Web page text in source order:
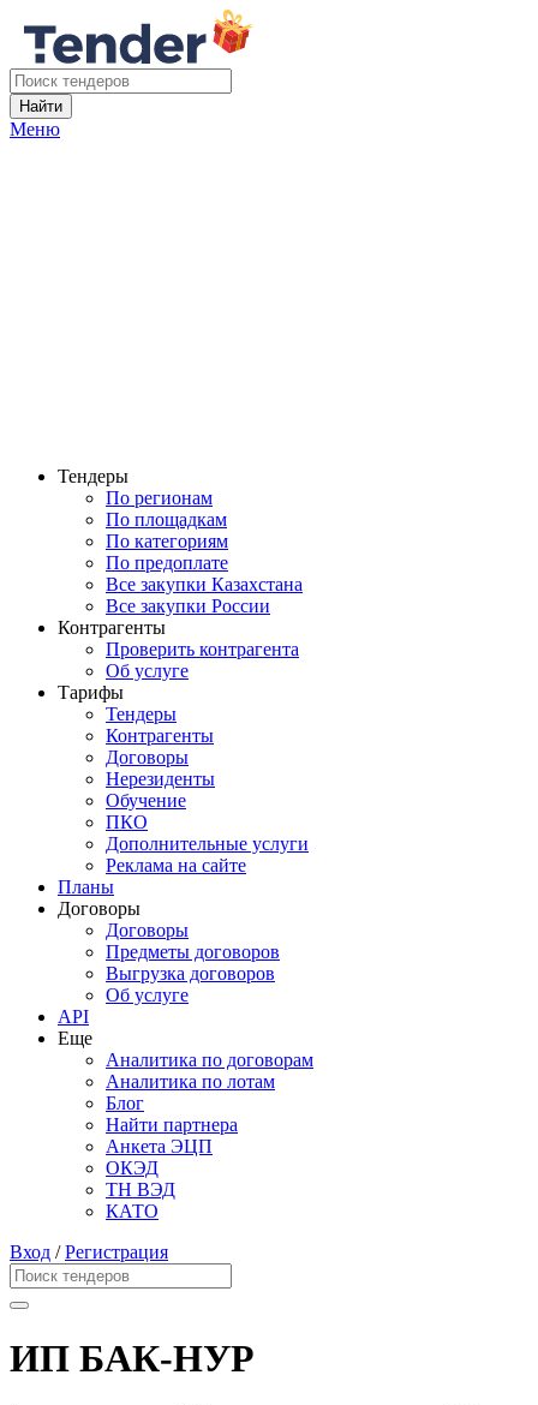
Найти
Меню
Тендеры
По регионам
По площадкам
По категориям
По предоплате
Все закупки Казахстана
Все закупки России
Контрагенты
Проверить контрагента
Об услуге
Тарифы
Тендеры
Контрагенты
Договоры
Нерезиденты
Обучение
ПКО
Дополнительные услуги
Реклама на сайте
Планы
Договоры
Договоры
Предметы договоров
Выгрузка договоров
Об услуге
API
Еще
Аналитика по договорам
Аналитика по лотам
Блог
Найти партнера
Анкета ЭЦП
ОКЭД
ТН ВЭД
КАТО
Вход /Регистрация
ИП БАК-НУР